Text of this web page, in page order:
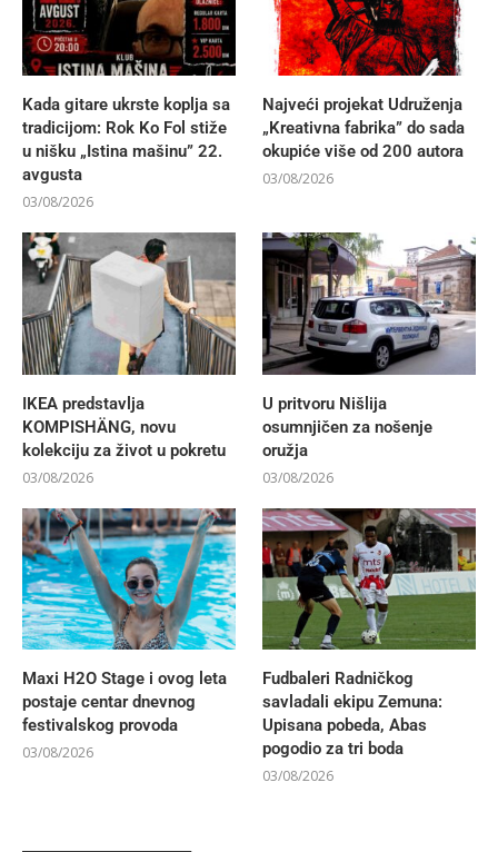
Kada gitare ukrste koplja sa
tradicijom: Rok Ko Fol stiže
u nišku „Istina mašinu” 22.
avgusta
03/08/2026
Najveći projekat Udruženja
„Kreativna fabrika” do sada
okupiće više od 200 autora
03/08/2026
IKEA predstavlja
KOMPISHÄNG, novu
kolekciju za život u pokretu
03/08/2026
U pritvoru Nišlija
osumnjičen za nošenje
oružja
03/08/2026
Maxi H2O Stage i ovog leta
postaje centar dnevnog
festivalskog provoda
03/08/2026
Fudbaleri Radničkog
savladali ekipu Zemuna:
Upisana pobeda, Abas
pogodio za tri boda
03/08/2026